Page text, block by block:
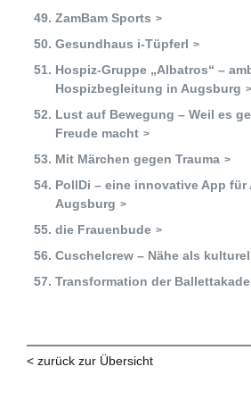
ZamBam Sports
Gesundhaus i-Tüpferl
Hospiz-Gruppe „Albatros“ –
Hospizbegleitung in Augsburg
Lust auf Bewegung – Weil es
Freude macht
Mit Märchen gegen Trauma
PollDi – eine innovative App für
Augsburg
die Frauenbude
Cuschelcrew – Nähe als
Transformation der
< zurück zur Übersicht